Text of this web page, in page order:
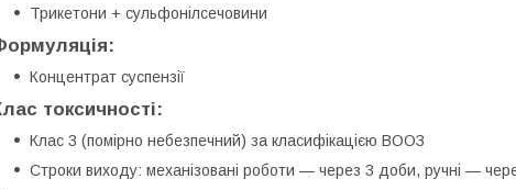
Трикетони + сульфонілсечовини
Концентрат суспензії
токсичності:
Клас 3 (помірно небезпечний) за класифікацією ВООЗ
Строки виходу: механізовані роботи — через 3 доби, ручні —